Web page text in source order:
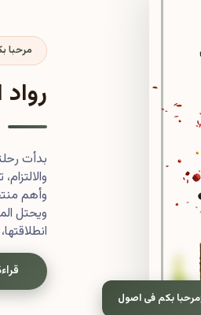
مرحبا بكم فى اصول
مرحبا
وأهم
ويحتل